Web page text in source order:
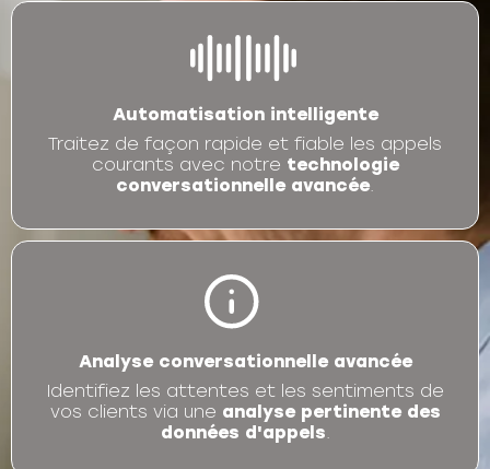
Automatisation intelligente
Traitez de façon rapide et fiable les appels
courants avec notre technologie
conversationnelle avancée.
Analyse conversationnelle avancée
Identifiez les attentes et les sentiments de
vos clients via une analyse pertinente des
données d'appels.